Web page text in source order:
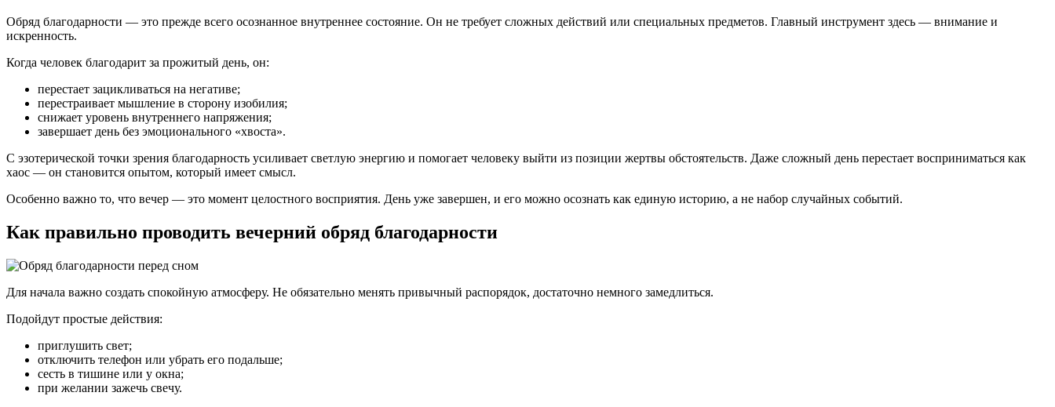
Обряд благодарности — это прежде всего осознанное внутреннее состояние. Он не требует сложных действий или специальных предметов. Главный инструмент здесь — внимание и
искренность.
Когда человек благодарит за прожитый день, он:
перестает зацикливаться на негативе;
перестраивает мышление в сторону изобилия;
снижает уровень внутреннего напряжения;
завершает день без эмоционального «хвоста».
С эзотерической точки зрения благодарность усиливает светлую энергию и помогает человеку выйти из позиции жертвы обстоятельств. Даже сложный день перестает восприниматься как
хаос — он становится опытом, который имеет смысл.
Особенно важно то, что вечер — это момент целостного восприятия. День уже завершен, и его можно осознать как единую историю, а не набор случайных событий.
Как правильно проводить вечерний обряд благодарности
Для начала важно создать спокойную атмосферу. Не обязательно менять привычный распорядок, достаточно немного замедлиться.
Подойдут простые действия:
приглушить свет;
отключить телефон или убрать его подальше;
сесть в тишине или у окна;
при желании зажечь свечу.